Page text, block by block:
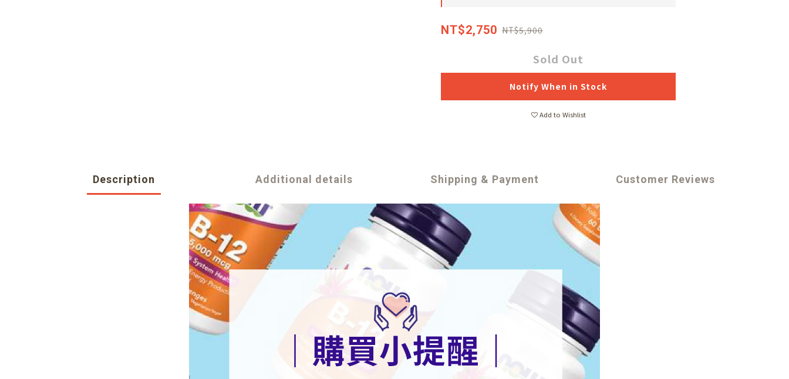
NT$2,750 NT$5,900
Sold Out
Notify When in Stock
Add to Wishlist
Description Additional details Shipping & Payment Customer Reviews